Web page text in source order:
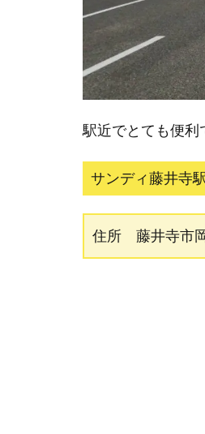
駅近でとても便利
サンディ藤井寺
住所 藤井寺市